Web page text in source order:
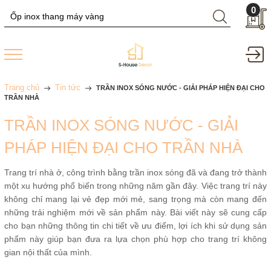
0
Trang chủ Tin tức
TRẦN INOX SÓNG NƯỚC - GIẢI PHÁP HIỆN ĐẠI CHO
TRẦN NHÀ
TRẦN INOX SÓNG NƯỚC - GIẢI
PHÁP HIỆN ĐẠI CHO TRẦN NHÀ
Trang trí nhà ở, công trình bằng trần inox sóng đã và đang trở thành
một xu hướng phổ biến trong những năm gần đây. Việc trang trí này
không chỉ mang lại vẻ đẹp mới mẻ, sang trọng mà còn mang đến
những trải nghiệm mới về sản phẩm này. Bài viết này sẽ cung cấp
cho bạn những thông tin chi tiết về ưu điểm, lợi ích khi sử dụng sản
phẩm này giúp bạn đưa ra lựa chọn phù hợp cho trang trí không
gian nội thất của mình.